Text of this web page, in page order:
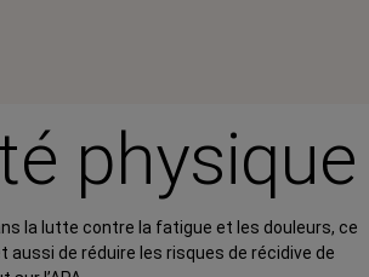
physique
la lutte contre la fatigue et les douleurs, ce
aussi de réduire les risques de récidive de